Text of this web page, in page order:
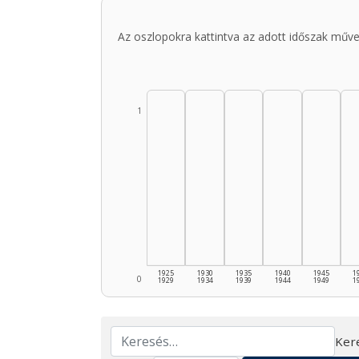
Az oszlopokra kattintva az adott időszak
0
1
1925
1929
1930
1934
1935
1939
1940
1944
1945
1949